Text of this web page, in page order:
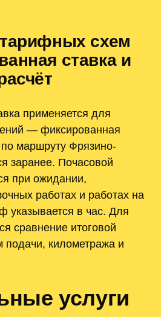
схем
ставка и
применяется для
— фиксированная
маршруту Фрязино-
заранее. Почасовой
при ожидании,
работах и работах на
в час. Для
сравнение итоговой
подачи, километража и
услуги